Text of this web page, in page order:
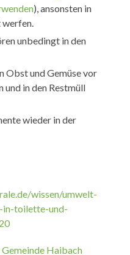
), ansonsten in
unbedingt in den
und Gemüse vor
und in den Restmüll
wieder in der
wissen/umwelt-
in-toilette-und-
Haibach